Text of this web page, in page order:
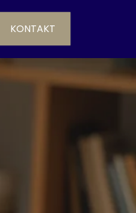
KONTAKT